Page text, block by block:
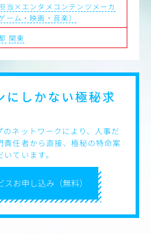
当×エンタメコンテンツメーカ
ーム・映画・音楽）
関東
お申し込み（無料）
にしかない極秘求
ネットワークにより、人事だ
責任者から直接、極秘の特命案
ています。